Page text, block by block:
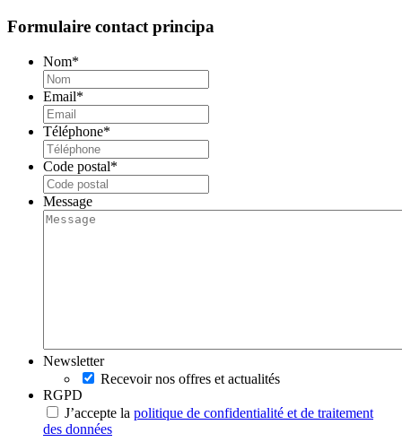
Formulaire contact principa
Nom*
Email*
Téléphone*
Code postal*
Message
Newsletter
Recevoir nos offres et actualités
RGPD
J’accepte la politique de confidentialité et de traitement
des données